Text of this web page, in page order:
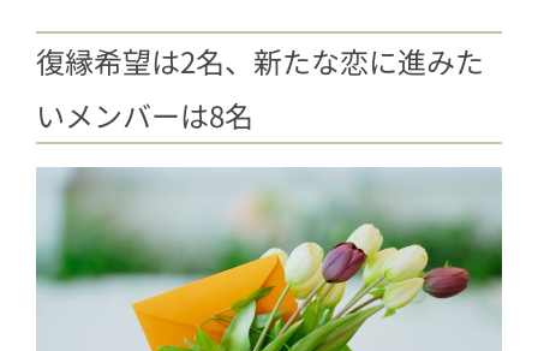
復縁希望は2名、新たな恋に進みた
いメンバーは8名